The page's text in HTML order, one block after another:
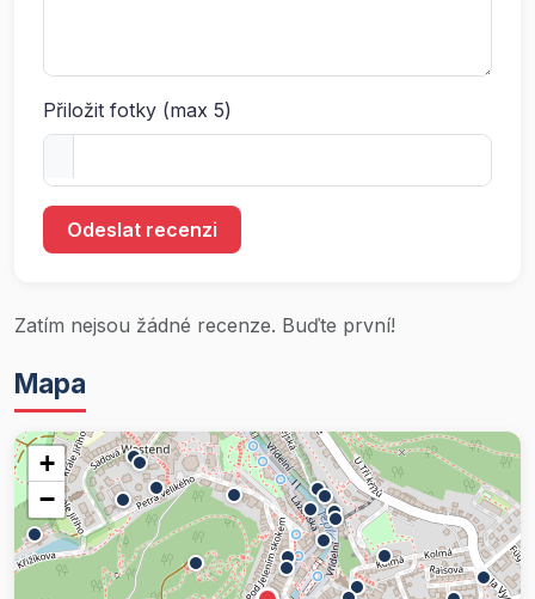
Přiložit fotky (max 5)
Odeslat recenzi
Zatím nejsou žádné recenze. Buďte první!
Mapa
+
−